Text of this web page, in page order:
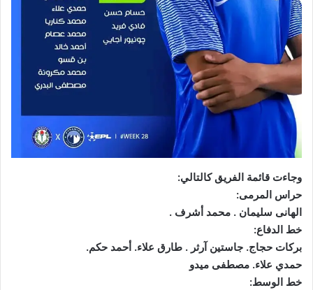
وجاءت قائمة الفريق كالتالي:
حراس المرمى:
الهانى سليمان . محمد أشرف .
خط الدفاع:
بركات حجاج. جاستين آرثر . طارق علاء. أحمد حكم.
حمدي علاء. مصطفى ميدو
خط الوسط: